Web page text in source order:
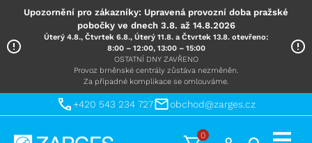
Upozornění pro zákazníky: Upravená provozní doba pražské
pobočky ve dnech 3.8. až 14.8.2026
Úterý 4.8., Čtvrtek 6.8., Úterý 11.8. a Čtvrtek 13.8. otevřeno:
8:00 – 12:00, 13:00 – 15:00
OSTATNÍ DNY ZAVŘENO
Provoz brněnské centrály zůstáva nezměněn.
Za případné komplikace se omlouváme.
+420 543 234 727 obchod@zarges.cz
0